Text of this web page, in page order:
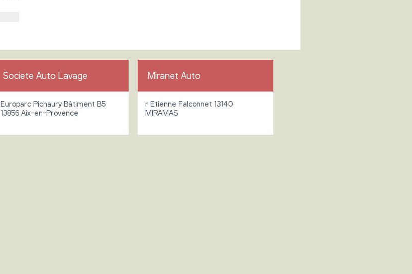
Societe Auto Lavage
Europarc Pichaury Bâtiment B5
13856 Aix-en-Provence
Miranet Auto
r Etienne Falconnet 13140
MIRAMAS